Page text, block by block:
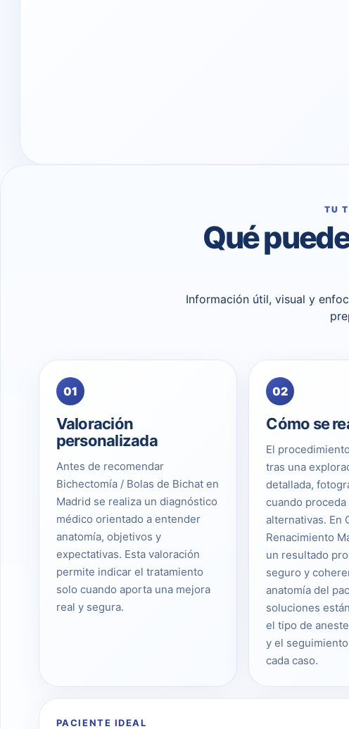
TU
Qué
Información útil, visual y
01
Valoración
personalizada
Antes de recomendar
Bichectomía / Bolas de Bichat en
Madrid se realiza un diagnóstico
médico orientado a entender
anatomía, objetivos y
expectativas. Esta valoración
permite indicar el tratamiento
solo cuando aporta una mejora
real y segura.
02
Cómo se
El
tras una
detallada,
cuando
alternativas. En
Renacimiento
un resultado
seguro y
anatomía del
soluciones
el tipo de
y el
cada caso.
PACIENTE IDEAL